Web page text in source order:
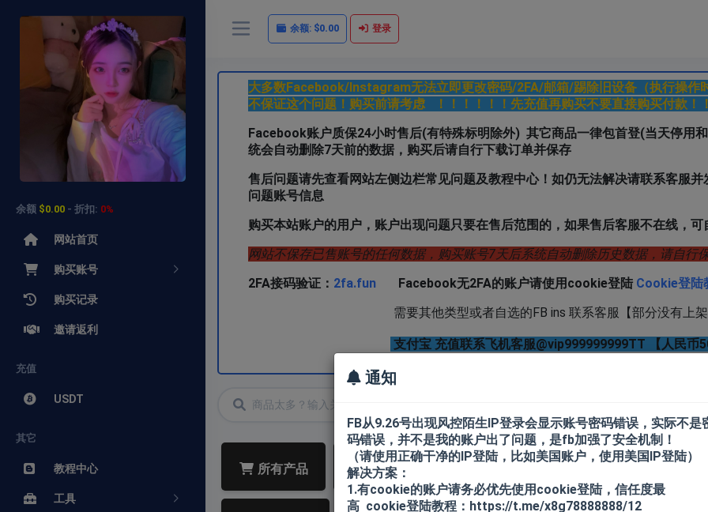
余额 $0.00 - 折扣: 0%
网站首页
购买账号
购买记录
邀请返利
充值
USDT
其它
教程中心
工具
余额: $0.00 登录
大多数Facebook/Instagram无法立即更改密码/2FA/邮箱/踢除旧设备（执行操作
不保证这个问题！购买前请考虑 ！！！！！！先充值再购买不要直接购买付款！
Facebook账户质保24小时售后(有特殊标明除外) 其它商品一律包首登(当天停用
统会自动删除7天前的数据，购买后请自行下载订单并保存
售后问题请先查看网站左侧边栏常见问题及教程中心！如仍无法解决请联系客服
问题账号信息
购买本站账户的用户，账户出现问题只要在售后范围的，如果售后客服不在线，
网站不保存已售账号的任何数据，购买账号7天后系统自动删除历史数据，请自
2FA接码验证： 2fa.funFacebook无2FA的账户请使用cookie登陆 Cookie登陆
需要其他类型或者自选的FB ins 联系客服【部分没有上架
支付宝 充值联系飞机客服@vip999999999TT 【人民币
所有产品 FB新账户
通知
FB从9.26号出现风控陌生IP登录会显示账号密码错误，实际不是
码错误，并不是我的账户出了问题，是fb加强了安全机制！
（请使用正确干净的IP登陆，比如美国账户，使用美国IP登陆）
解决方案：
1.有cookie的账户请务必优先使用cookie登陆，信任度最
高 cookie登陆教程：https://t.me/x8g78888888/12